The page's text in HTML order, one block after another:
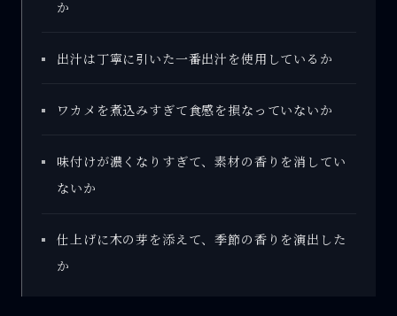
か
出汁は丁寧に引いた一番出汁を使用しているか
ワカメを煮込みすぎて食感を損なっていないか
味付けが濃くなりすぎて、素材の香りを消してい
ないか
仕上げに木の芽を添えて、季節の香りを演出した
か